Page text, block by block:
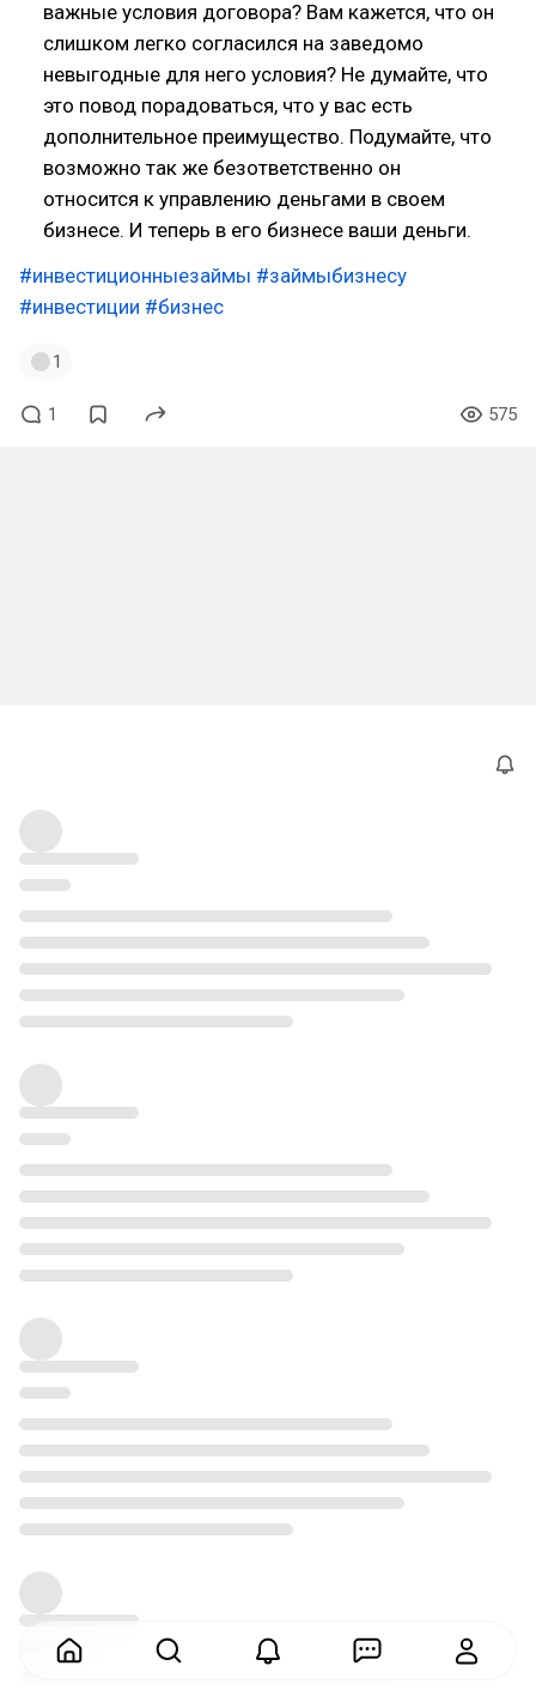
важные условия договора? Вам кажется, что он
слишком легко согласился на заведомо
невыгодные для него условия? Не думайте, что
это повод порадоваться, что у вас есть
дополнительное преимущество. Подумайте, что
возможно так же безответственно он
относится к управлению деньгами в своем
бизнесе. И теперь в его бизнесе ваши деньги.
#инвестиционныезаймы #займыбизнесу
#инвестиции #бизнес
1
1 575